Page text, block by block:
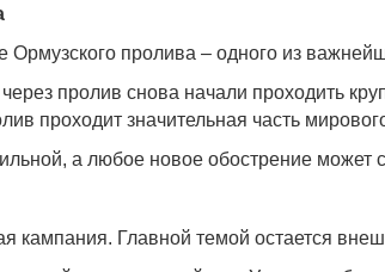
пролива – одного из
пролив снова начали проходить
проходит значительная часть
а любое новое обострение может
кампания. Главной темой остается